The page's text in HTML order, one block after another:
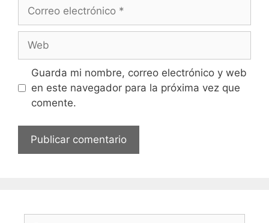
electrónico
Guarda mi nombre, correo electrónico y web
en este navegador para la próxima vez que
comente.
Buscar: